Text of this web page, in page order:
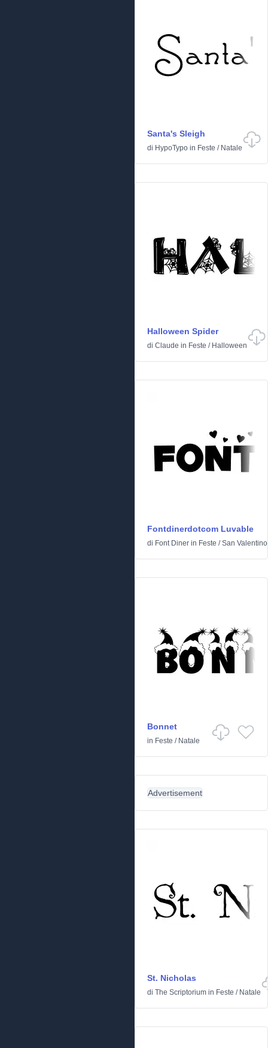
Santa's Sleigh
di HypoTypo in Feste / Natale
Halloween Spider
di Claude in Feste / Halloween
Fontdinerdotcom Luvable
di Font Diner in Feste /San Valentino
Bonnet
in Feste / Natale
Advertisement
St. Nicholas
di The Scriptorium in Feste / Natale